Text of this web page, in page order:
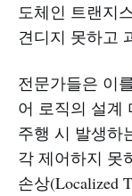
도체인 트랜지
견디지 못하고
전문가들은 이
어 로직의 설계
주행 시 발생하
각 제어하지 못
손상(Localized